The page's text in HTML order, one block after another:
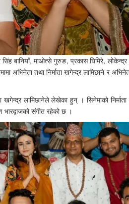
सिंह बानियाँ, माओत्से गुरुङ, प्रकास घिमिरे,
तथा निर्माता खगेन्द्र लामिछाने र
खगेन्द्र लामिछानेले लेखेका हुन् । सिनेमाको
संगीत रहेको छ ।